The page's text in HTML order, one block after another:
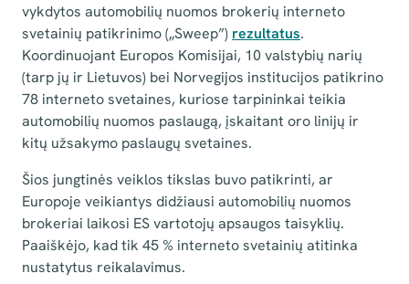
vykdytos automobilių nuomos brokerių interneto
svetainių patikrinimo („Sweep”) rezultatus.
Koordinuojant Europos Komisijai, 10 valstybių narių
(tarp jų ir Lietuvos) bei Norvegijos institucijos patikrino
78 interneto svetaines, kuriose tarpininkai teikia
automobilių nuomos paslaugą, įskaitant oro linijų ir
kitų užsakymo paslaugų svetaines.
Šios jungtinės veiklos tikslas buvo patikrinti, ar
Europoje veikiantys didžiausi automobilių nuomos
brokeriai laikosi ES vartotojų apsaugos taisyklių.
Paaiškėjo, kad tik 45 % interneto svetainių atitinka
nustatytus reikalavimus.